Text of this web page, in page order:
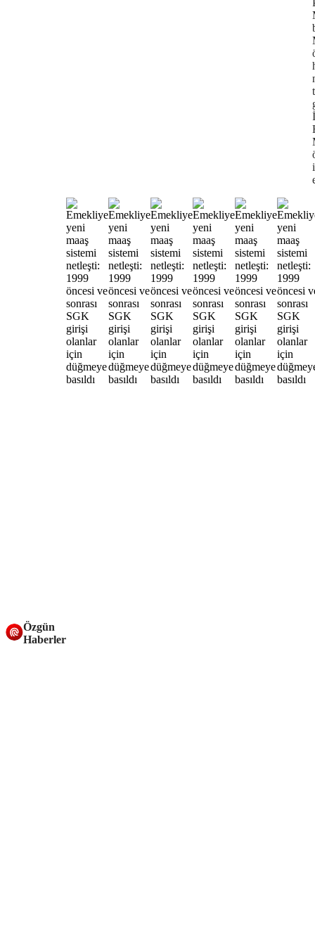
Özgün
Haberler